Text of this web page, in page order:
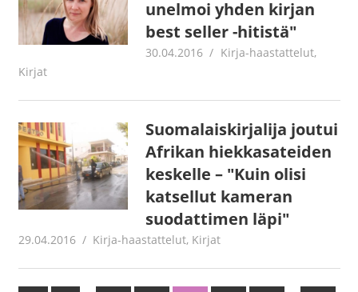
unelmoi yhden kirjan
best seller -hitistä"
30.04.2016 mestanet
Kirja-haastattelut,
Kirjat
Suomalaiskirjalija joutui
Afrikan hiekkasateiden
keskelle – "Kuin olisi
katsellut kameran
suodattimen läpi"
29.04.2016 mestanet
Kirja-haastattelut, Kirjat